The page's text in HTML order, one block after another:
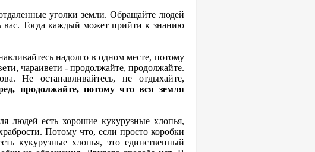
уголки земли. Обращайте людей
Тогда каждый может прийти к знанию
надолго в одном месте, потому
чараивети - продолжайте, продолжайте.
Не останавливайтесь, не отдыхайте,
продолжайте, потому что вся земля
людей есть хорошие кукурузные хлопья,
Потому что, если просто коробки
кукурузные хлопья, это единственный